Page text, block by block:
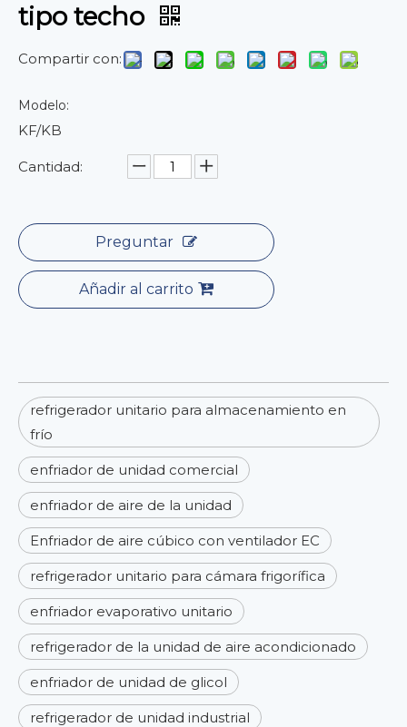
tipo techo
Compartir con:
Modelo:
KF/KB
Cantidad:
Preguntar
Añadir al carrito
refrigerador unitario para almacenamiento en
frío
enfriador de unidad comercial
enfriador de aire de la unidad
Enfriador de aire cúbico con ventilador EC
refrigerador unitario para cámara frigorífica
enfriador evaporativo unitario
refrigerador de la unidad de aire acondicionado
enfriador de unidad de glicol
refrigerador de unidad industrial